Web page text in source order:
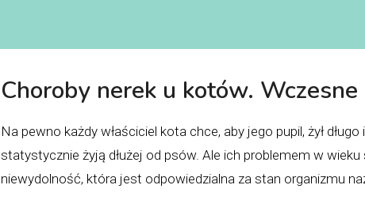
Choroby nerek u kotów.
Na pewno każdy właściciel kota chce, aby jego pupil, żył
statystycznie żyją dłużej od psów. Ale ich problemem w
niewydolność, która jest odpowiedzialna za stan organizmu